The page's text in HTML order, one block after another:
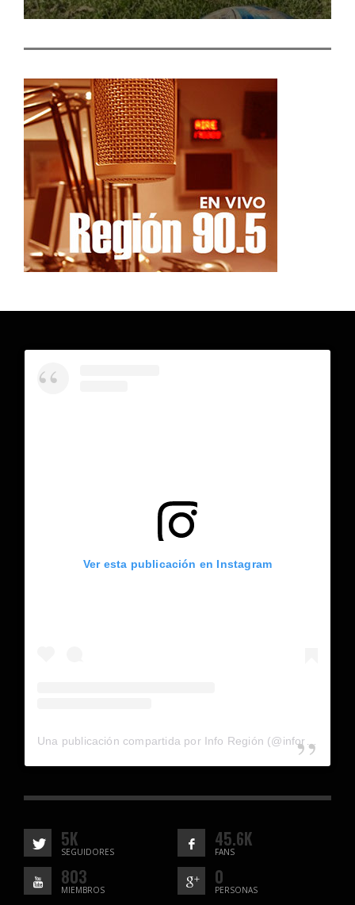
Ver esta publicación en Instagram
5K
SEGUIDORES
45.6K
FANS
803
MIEMBROS
0
PERSONAS